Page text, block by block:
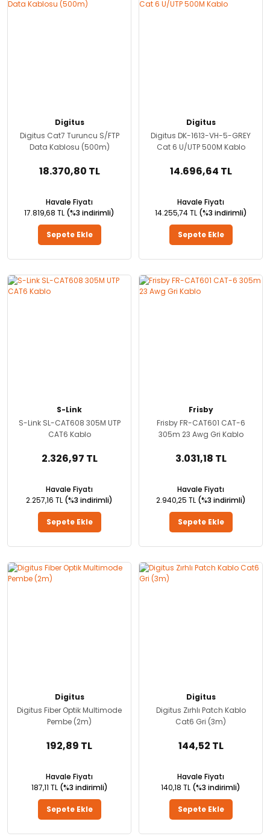
Digitus
Digitus Cat7 Turuncu S/FTP
Data Kablosu (500m)
18.370,80 TL
Havale Fiyatı
17.819,68 TL (%3 indirimli)
Sepete Ekle
Digitus
Digitus DK-1613-VH-5-GREY
Cat 6 U/UTP 500M Kablo
14.696,64 TL
Havale Fiyatı
14.255,74 TL (%3 indirimli)
Sepete Ekle
S-Link
S-Link SL-CAT608 305M UTP
CAT6 Kablo
2.326,97 TL
Havale Fiyatı
2.257,16 TL (%3 indirimli)
Sepete Ekle
Frisby
Frisby FR-CAT601 CAT-6
305m 23 Awg Gri Kablo
3.031,18 TL
Havale Fiyatı
2.940,25 TL (%3 indirimli)
Sepete Ekle
Digitus
Digitus Fiber Optik Multimode
Pembe (2m)
192,89 TL
Havale Fiyatı
187,11 TL (%3 indirimli)
Sepete Ekle
Digitus
Digitus Zırhlı Patch Kablo
Cat6 Gri (3m)
144,52 TL
Havale Fiyatı
140,18 TL (%3 indirimli)
Sepete Ekle